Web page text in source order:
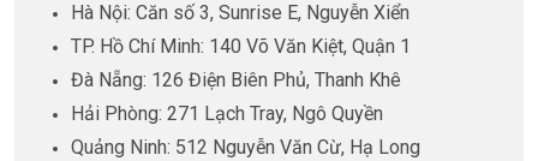
Hà Nội: Căn số 3, Sunrise E, Nguyễn Xiển
TP. Hồ Chí Minh: 140 Võ Văn Kiệt, Quận 1
Đà Nẵng: 126 Điện Biên Phủ, Thanh Khê
Hải Phòng: 271 Lạch Tray, Ngô Quyền
Quảng Ninh: 512 Nguyễn Văn Cừ, Hạ Long